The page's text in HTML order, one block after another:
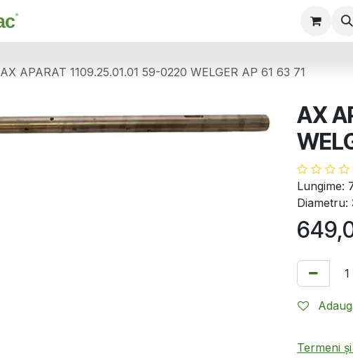
AX APARAT 1109.25.01.01 59-0220 WELGER AP 61 63 71
AX
Lungime:
Diametru:
Termeni